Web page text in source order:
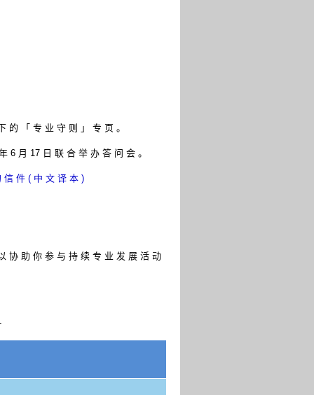
的 「 专 业 守 则 」 专 页 。
6 月 17 日 联 合 举 办 答 问 会 。
信 件 ( 中 文 译 本 )
协 助 你 参 与 持 续 专 业 发 展 活 动